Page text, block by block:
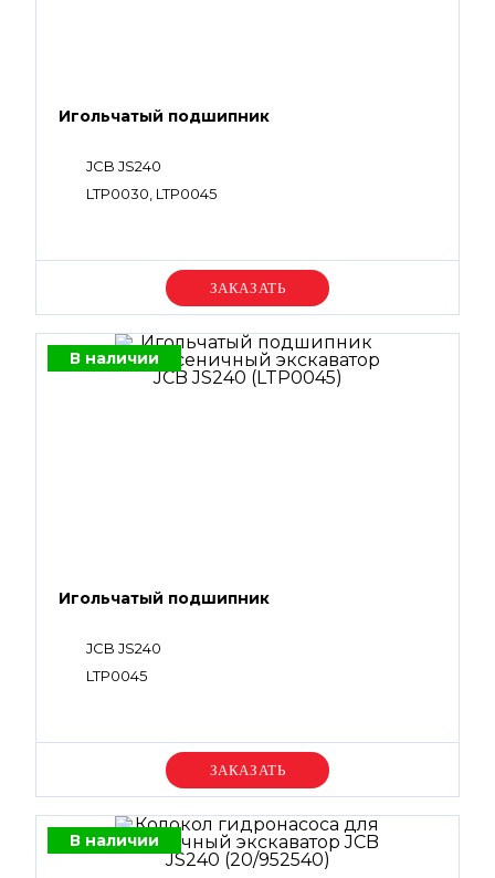
Игольчатый подшипник
JCB JS240
LTP0030, LTP0045
Уточняйте цену
В наличии
Игольчатый подшипник
JCB JS240
LTP0045
Уточняйте цену
В наличии